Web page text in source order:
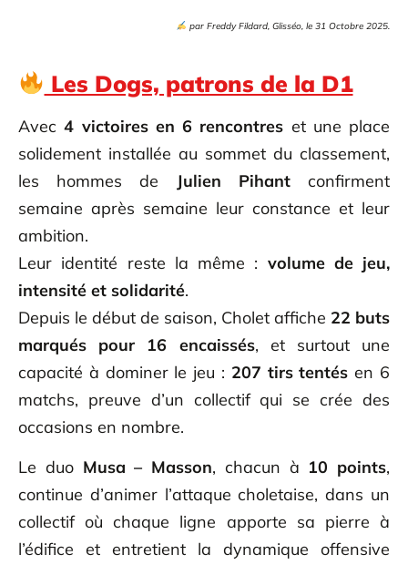
par Freddy Fildard, Glisséo, le 31 Octobre 2025.
Les Dogs, patrons de la D1
Avec4 victoires en 6 rencontres et une place
solidement installée au sommet du classement,
les hommes de
Julien Pihantconfirment
semaine après semaine leur constance et leur
ambition.
Leur identité reste la même : volume de jeu,
intensité et solidarité.
Depuis le début de saison, Cholet affiche 22 buts
marqués pour 16 encaissés, et surtout une
capacité à dominer le jeu : 207 tirs tentés en 6
matchs, preuve d’un collectif qui se crée des
occasions en nombre.
Le duo Musa – Masson, chacun à 10 points,
continue d’animer l’attaque choletaise, dans un
collectif où chaque ligne apporte sa pierre à
l’édifice et entretient la dynamique offensive